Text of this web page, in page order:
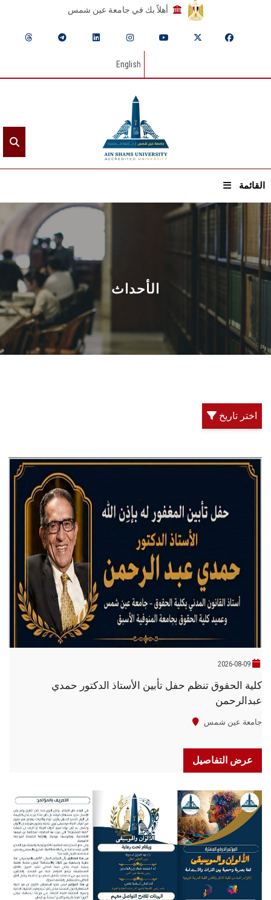
أهلاً بك في جامعة عين شمس
English
القائمة
الرئيسيـة
عن الجامعة
القطاعـات
الشئون الأكاديمية
البحث العلمي
تواصل معنا
الطلاب
هيئة التدريس
الدراسات العليا
الأحداث
اختر تاريخ
2026-08-09
كلية الحقوق تنظم حفل تأبين الأستاذ الدكتور حمدي
عبدالرحمن
جامعة عين شمس
عرض التفاصيل